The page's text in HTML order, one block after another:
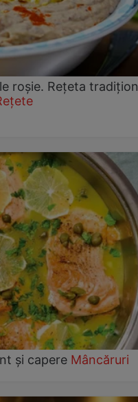
roșie. Rețeta
și capere Mâncăruri